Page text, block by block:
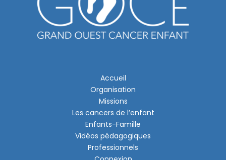
Accueil
Organisation
Missions
Les cancers de l’enfant
Enfants-Famille
Vidéos pédagogiques
Professionnels